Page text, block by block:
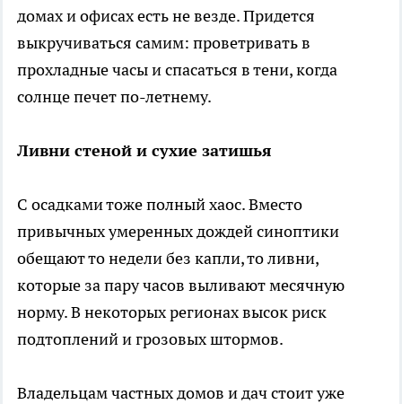
домах и офисах есть не везде. Придется
выкручиваться самим: проветривать в
прохладные часы и спасаться в тени, когда
солнце печет по-летнему.
Ливни стеной и сухие затишья
С осадками тоже полный хаос. Вместо
привычных умеренных дождей синоптики
обещают то недели без капли, то ливни,
которые за пару часов выливают месячную
норму. В некоторых регионах высок риск
подтоплений и грозовых штормов.
Владельцам частных домов и дач стоит уже